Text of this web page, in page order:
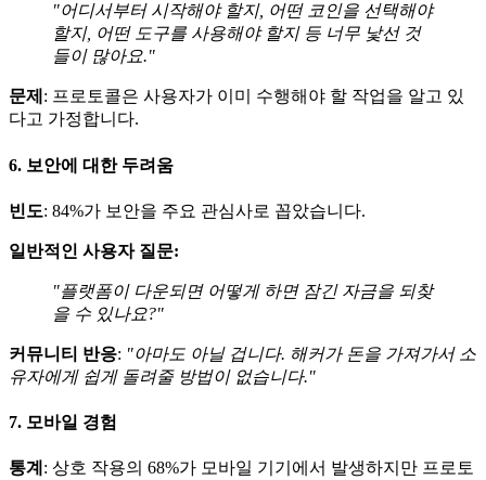
"어디서부터 시작해야 할지, 어떤 코인을 선택해야
할지, 어떤 도구를 사용해야 할지 등 너무 낯선 것
들이 많아요."
문제 : 프로토콜은 사용자가 이미 수행해야 할 작업을 알고 있
다고 가정합니다.
6. 보안에 대한 두려움
빈도: 84%가 보안을 주요 관심사로 꼽았습니다.
일반적인 사용자 질문:
"플랫폼이 다운되면 어떻게 하면 잠긴 자금을 되찾
을 수 있나요?"
커뮤니티 반응: "아마도 아닐 겁니다. 해커가 돈을 가져가서 소
유자에게 쉽게 돌려줄 방법이 없습니다."
7. 모바일 경험
통계 : 상호 작용의 68%가 모바일 기기에서 발생하지만 프로토